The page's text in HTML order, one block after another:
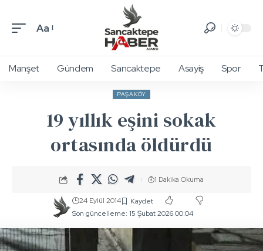
Aa
Manşet Gündem Sancaktepe Asayiş Spor
PAŞAKÖY
19 yıllık eşini sokak
ortasında öldürdü
Son güncelleme: 15 Şubat 2026 00:04
24 Eylül 2014
1 Dakika Okuma